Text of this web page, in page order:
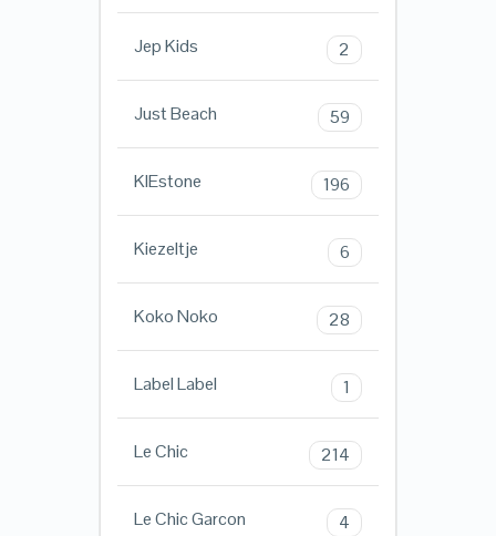
Jep Kids 2
Just Beach 59
KIEstone 196
Kiezeltje 6
Koko Noko 28
Label Label 1
Le Chic 214
Le Chic Garcon 4